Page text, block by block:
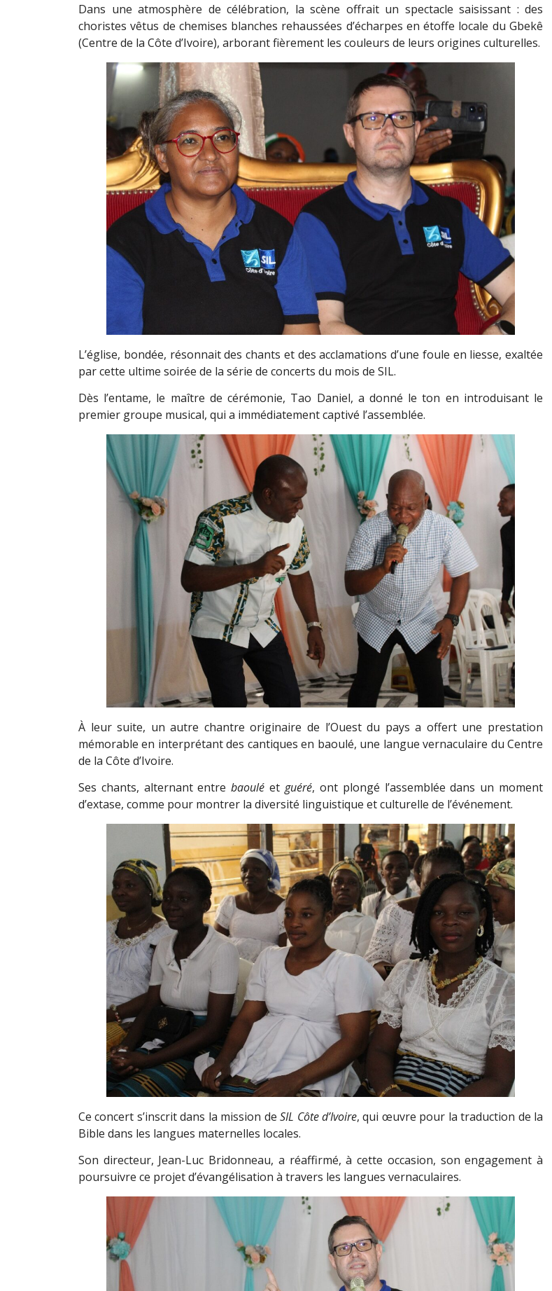
Dans une atmosphère de célébration, la scène offrait un spectacle saisissant : des
choristes vêtus de chemises blanches rehaussées d’écharpes en étoffe locale du Gbekê
(Centre de la Côte d’Ivoire), arborant fièrement les couleurs de leurs origines culturelles.
L’église, bondée, résonnait des chants et des acclamations d’une foule en liesse, exaltée
par cette ultime soirée de la série de concerts du mois de SIL.
Dès l’entame, le maître de cérémonie, Tao Daniel, a donné le ton en introduisant le
premier groupe musical, qui a immédiatement captivé l’assemblée.
À leur suite, un autre chantre originaire de l’Ouest du pays a offert une prestation
mémorable en interprétant des cantiques en baoulé, une langue vernaculaire du Centre
de la Côte d’Ivoire.
Ses chants, alternant entrebaoulé etguéré, ont plongé l’assemblée dans un moment
d’extase, comme pour montrer la diversité linguistique et culturelle de l’événement.
Ce concert s’inscrit dans la mission deSIL Côte d’Ivoire, qui œuvre pour la traduction de la
Bible dans les langues maternelles locales.
Son directeur, Jean-Luc Bridonneau, a réaffirmé, à cette occasion, son engagement à
poursuivre ce projet d’évangélisation à travers les langues vernaculaires.